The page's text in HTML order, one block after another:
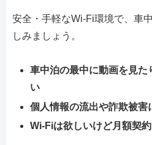
安全・手軽なWi-Fi環境で、車
しみましょう。
車中泊の最中に動画を見た
い
個人情報の流出や詐欺被害
Wi-Fiは欲しいけど月額契